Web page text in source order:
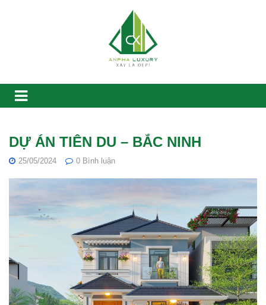
DỰ ÁN TIÊN DU – BẮC NINH
25/05/2024 0 Bình luận